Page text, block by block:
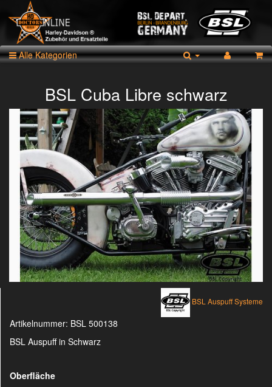
Alle Kategorien
BSL Cuba Libre schwarz
BSL Auspuff Systeme
Artikelnummer: BSL 500138
BSL Auspuff in Schwarz
Oberfläche